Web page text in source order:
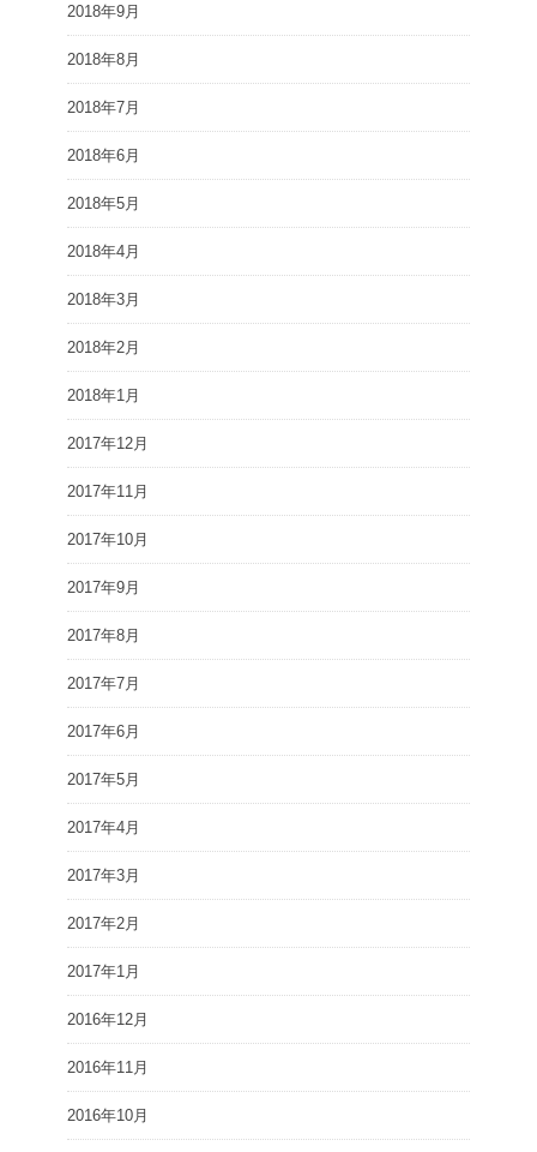
2018年9月
2018年8月
2018年7月
2018年6月
2018年5月
2018年4月
2018年3月
2018年2月
2018年1月
2017年12月
2017年11月
2017年10月
2017年9月
2017年8月
2017年7月
2017年6月
2017年5月
2017年4月
2017年3月
2017年2月
2017年1月
2016年12月
2016年11月
2016年10月